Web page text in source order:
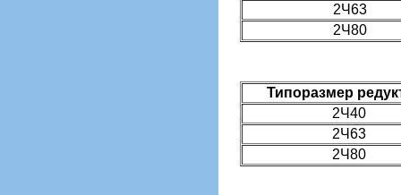
2Ч63
2Ч80
Типоразмер
2Ч40
2Ч63
2Ч80